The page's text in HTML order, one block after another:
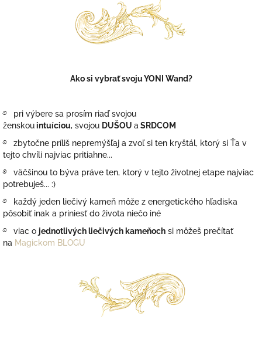
Ako si vybrať svoju YONI Wand?
࿔ pri výbere sa prosím riaď svojou
ženskouintuíciou, svojou DUŠOU aSRDCOM
࿔ zbytočne príliš nepremýšľaj a zvoľ si ten kryštál, ktorý si Ťa v
tejto chvíli najviac pritiahne...
࿔ väčšinou to býva práve ten, ktorý v tejto životnej etape najviac
potrebuješ... :)
࿔ každý jeden liečivý kameň môže z energetického hľadiska
pôsobiť inak a priniesť do života niečo iné
࿔ viac o jednotlivých liečivých kameňoch si môžeš prečítať
na Magickom BLOGU